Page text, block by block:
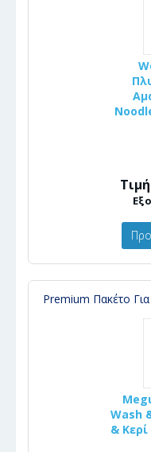
Premium Πακέτο
Wash
& Κερί